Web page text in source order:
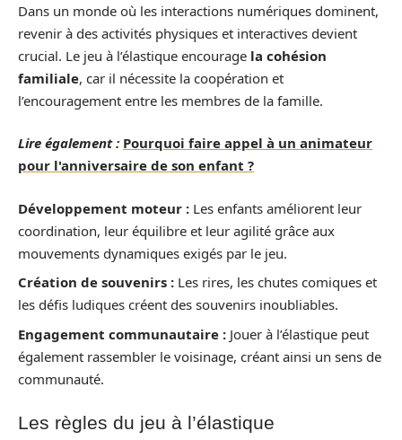
Dans un monde où les interactions numériques dominent,
revenir à des activités physiques et interactives devient
crucial. Le jeu à l’élastique encourage la cohésion
familiale, car il nécessite la coopération et
l’encouragement entre les membres de la famille.
Lire également : Pourquoi faire appel à un animateur
pour l'anniversaire de son enfant ?
Développement moteur : Les enfants améliorent leur
coordination, leur équilibre et leur agilité grâce aux
mouvements dynamiques exigés par le jeu.
Création de souvenirs : Les rires, les chutes comiques et
les défis ludiques créent des souvenirs inoubliables.
Engagement communautaire : Jouer à l’élastique peut
également rassembler le voisinage, créant ainsi un sens de
communauté.
Les règles du jeu à l’élastique